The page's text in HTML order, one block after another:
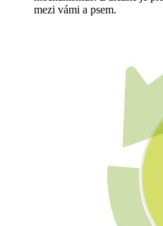
mezi vámi a psem.